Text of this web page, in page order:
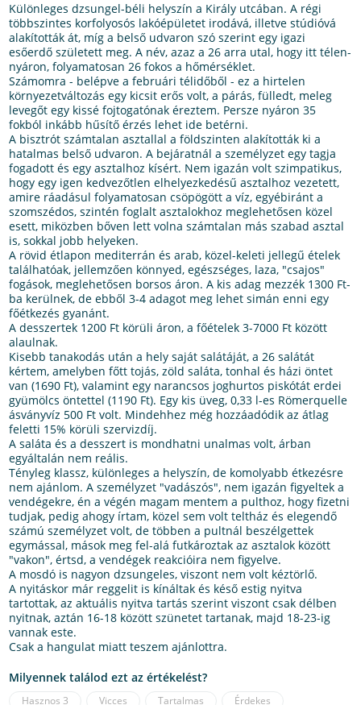
Különleges dzsungel-béli helyszín a Király utcában. A régi
többszintes korfolyosós lakóépületet irodává, illetve stúdióvá
alakították át, míg a belső udvaron szó szerint egy igazi
esőerdő született meg. A név, azaz a 26 arra utal, hogy itt télen-
nyáron, folyamatosan 26 fokos a hőmérséklet.
Számomra - belépve a februári télidőből - ez a hirtelen
környezetváltozás egy kicsit erős volt, a párás, fülledt, meleg
levegőt egy kissé fojtogatónak éreztem. Persze nyáron 35
fokból inkább hűsítő érzés lehet ide betérni.
A bisztrót számtalan asztallal a földszinten alakították ki a
hatalmas belső udvaron. A bejáratnál a személyzet egy tagja
fogadott és egy asztalhoz kísért. Nem igazán volt szimpatikus,
hogy egy igen kedvezőtlen elhelyezkedésű asztalhoz vezetett,
amire ráadásul folyamatosan csöpögött a víz, egyébiránt a
szomszédos, szintén foglalt asztalokhoz meglehetősen közel
esett, miközben bőven lett volna számtalan más szabad asztal
is, sokkal jobb helyeken.
A rövid étlapon mediterrán és arab, közel-keleti jellegű ételek
találhatóak, jellemzően könnyed, egészséges, laza, "csajos"
fogások, meglehetősen borsos áron. A kis adag mezzék 1300 Ft-
ba kerülnek, de ebből 3-4 adagot meg lehet simán enni egy
főétkezés gyanánt.
A desszertek 1200 Ft körüli áron, a főételek 3-7000 Ft között
alaulnak.
Kisebb tanakodás után a hely saját salátáját, a 26 salátát
kértem, amelyben főtt tojás, zöld saláta, tonhal és házi öntet
van (1690 Ft), valamint egy narancsos joghurtos piskótát erdei
gyümölcs öntettel (1190 Ft). Egy kis üveg, 0,33 l-es Römerquelle
ásványvíz 500 Ft volt. Mindehhez még hozzáadódik az átlag
feletti 15% körüli szervizdíj.
A saláta és a desszert is mondhatni unalmas volt, árban
egyáltalán nem reális.
Tényleg klassz, különleges a helyszín, de komolyabb étkezésre
nem ajánlom. A személyzet "vadászós", nem igazán figyeltek a
vendégekre, én a végén magam mentem a pulthoz, hogy fizetni
tudjak, pedig ahogy írtam, közel sem volt teltház és elegendő
számú személyzet volt, de többen a pultnál beszélgettek
egymással, mások meg fel-alá futkároztak az asztalok között
"vakon", értsd, a vendégek reakcióira nem figyelve.
A mosdó is nagyon dzsungeles, viszont nem volt kéztörlő.
A nyitáskor már reggelit is kínáltak és késő estig nyitva
tartottak, az aktuális nyitva tartás szerint viszont csak délben
nyitnak, aztán 16-18 között szünetet tartanak, majd 18-23-ig
vannak este.
Csak a hangulat miatt teszem ajánlottra.
Milyennek találod ezt az értékelést?
Hasznos 3 Vicces Tartalmas Érdekes